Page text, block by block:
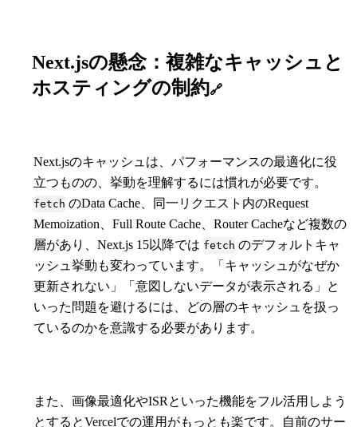
Next.jsの懸念：複雑なキャッシュと
ホスティングの制約🔗
Next.jsのキャッシュは、パフォーマンスの最適化に役
立つものの、挙動を理解するには慣れが必要です。
fetch のData Cache、同一リクエスト内のRequest
Memoization、Full Route Cache、Router Cacheなど複数の
層があり、Next.js 15以降では fetch のデフォルトキャ
ッシュ挙動も変わっています。「キャッシュがなぜか
更新されない」「意図しないデータが表示される」と
いった問題を避けるには、どの層のキャッシュを扱っ
ているのかを意識する必要があります。
また、画像最適化やISRといった機能をフル活用しよう
とするとVercelでの運用がもっとも楽です。自前のサー